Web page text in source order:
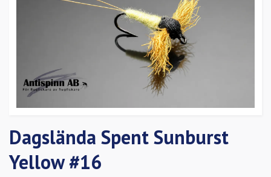
Dagslända Spent Sunburst
Yellow #16